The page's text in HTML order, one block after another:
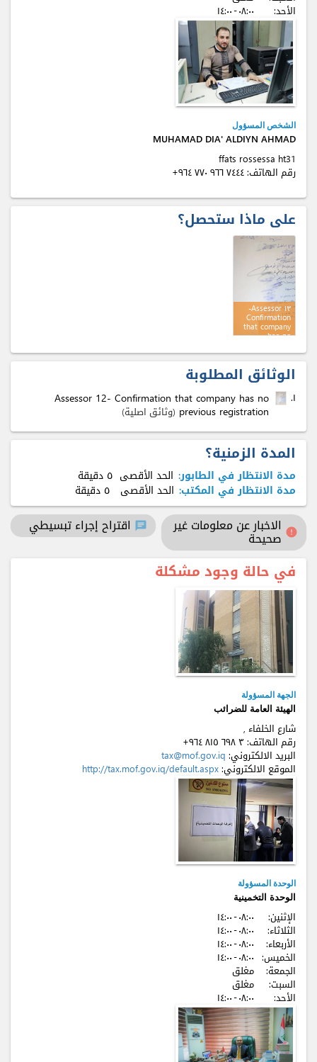
الأحد: ٠٨:٠٠ - ۱٤:٠٠
الشخص المسؤول
MUHAMAD DIA' ALDIYN AHMAD
13th assessor staff
رقم الهاتف:+٩٦٤ ٧٧٠ ٩٦٦ ٧٤٤٤
على ماذا ستحصل؟
Assessor ۱٣-
Confirmation
that company
has no
registration
الوثائق المطلوبة
۱. Assessor 12- Confirmation that company has no
previous registration (وثائق اصلية)
المدة الزمنية؟
مدة الانتظار في الطابور: الحد الأقصى ٥ دقيقة
مدة الانتظار في المكتب: الحد الأقصى ٥ دقيقة
error الاخبار عن معلومات غير
صحيحة
chat اقتراح إجراء تبسيطي
في حالة وجود مشكلة
الجهة المسؤولة
الهيئة العامة للضرائب
شارع الخلفاء ,
رقم الهاتف: +٩٦٤ ٨۱٥ ٦٩٨ ٣
البريد الالكتروني: tax@mof.gov.iq
الموقع الالكتروني:http://tax.mof.gov.iq/default.aspx
الوحدة المسؤولة
الوحدة التخمينية
الإثنين: ٠٨:٠٠ - ۱٤:٠٠
الثلاثاء: ٠٨:٠٠ - ۱٤:٠٠
الأربعاء: ٠٨:٠٠ - ۱٤:٠٠
الخميس: ٠٨:٠٠ - ۱٤:٠٠
الجمعة: مغلق
السبت: مغلق
الأحد: ٠٨:٠٠ - ۱٤:٠٠